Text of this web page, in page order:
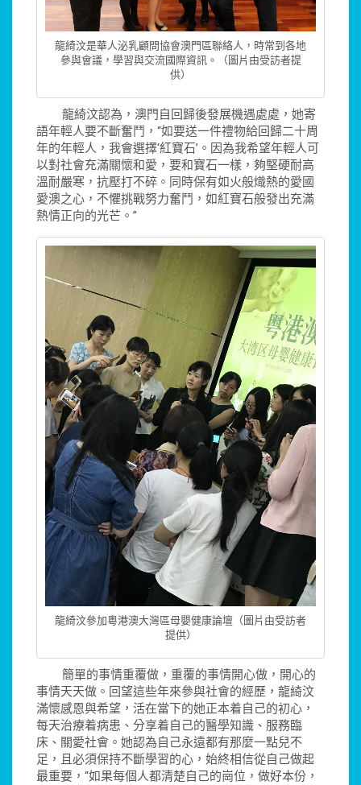
龍綺汶是華人泌乳顧問協會澳門區聯絡人，時常到各地
參與會議，學習與交流國際資訊。（圖片由受訪者提
供）
龍綺汶認為，澳門自回歸後發展機遇處處，她寄
語年輕人要不斷奮鬥，“如要送一件禮物給回歸二十周
年的年輕人，我會選擇‘紅寶石’。因為我希望年輕人可
以對社會充滿關懷和愛，要和寶石一樣，夠堅硬耐高
溫耐嚴寒，抗壓打不碎。同時保有如火般熾熱的愛國
愛澳之心，不懼挑戰努力奮鬥，如紅寶石般發出充滿
熱情正向的光芒。”
龍綺汶參加粵港澳大灣區母嬰健康論壇（圖片由受訪者
提供）
簡單的事情重覆做，重覆的事情開心做，開心的
事情天天做。回望這些年來參與社會的經歷，龍綺汶
滿懷感恩與希望，活在當下的她正本着自己的初心，
每天治療着病患、分享着自己的醫學知識、服務臨
床、關愛社會。她認為自己永遠都有那麼一點兒不
足，且必須保持不斷學習的心，始終相信從自己做起
最重要，“如果每個人都清楚自己的崗位，做好本份，